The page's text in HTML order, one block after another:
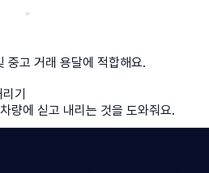
중고 거래 용달에 적합해요.
기
량에 싣고 내리는 것을 도와줘요.